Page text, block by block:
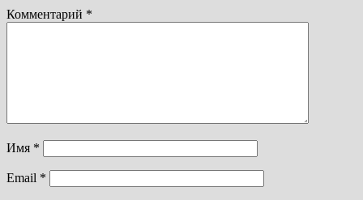
Комментарий *
Имя *
Email *